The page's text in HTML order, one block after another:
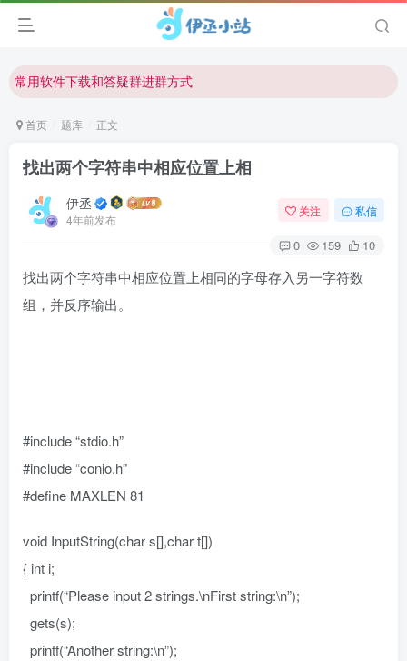
欢迎反馈网站中存在的问题和建议！
常用软件下载和答疑群进群方式
欢迎访问伊丞小站！
首页 题库 正文
找出两个字符串中相应位置上相
伊丞
4年前发布
关注 私信
0 159 10
找出两个字符串中相应位置上相同的字母存入另一字符数
组，并反序输出。
#include “stdio.h”
#include “conio.h”
#define MAXLEN 81
void InputString(char s[],char t[])
{ int i;
printf(“Please input 2 strings.\nFirst string:\n”);
gets(s);
printf(“Another string:\n”);